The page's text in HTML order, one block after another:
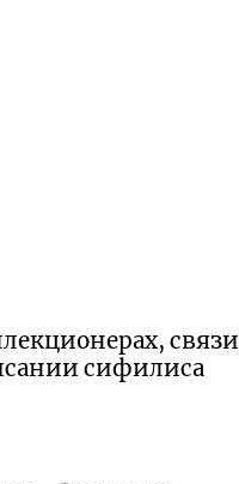
связи
сифилиса